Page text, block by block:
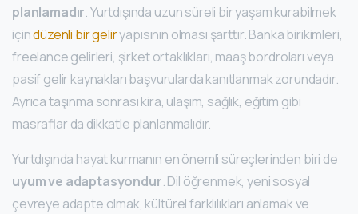
planlamadır. Yurtdışında uzun süreli bir yaşam kurabilmek
içindüzenli bir geliryapısının olması şarttır. Banka birikimleri,
freelance gelirleri, şirket ortaklıkları, maaş bordroları veya
pasif gelir kaynakları başvurularda kanıtlanmak zorundadır.
Ayrıca taşınma sonrası kira, ulaşım, sağlık, eğitim gibi
masraflar da dikkatle planlanmalıdır.
Yurtdışında hayat kurmanın en önemli süreçlerinden biri de
uyum ve adaptasyondur. Dil öğrenmek, yeni sosyal
çevreye adapte olmak, kültürel farklılıkları anlamak ve